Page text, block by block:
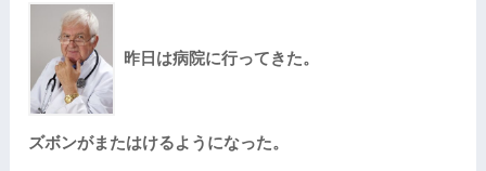
昨日は病院に行ってきた。
ズボンがまたはけるようになった。